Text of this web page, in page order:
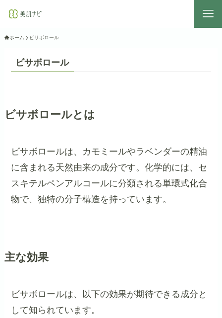
ホーム ビサボロール
ビサボロール
ビサボロールとは
ビサボロールは、カモミールやラベンダーの精油
に含まれる天然由来の成分です。化学的には、セ
スキテルペンアルコールに分類される単環式化合
物で、独特の分子構造を持っています。
主な効果
ビサボロールは、以下の効果が期待できる成分と
して知られています。